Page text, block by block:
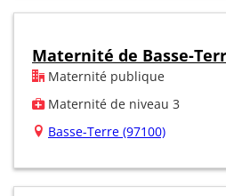
Maternité de Basse-
Maternité publique
Maternité de niveau 3
Basse-Terre (97100)